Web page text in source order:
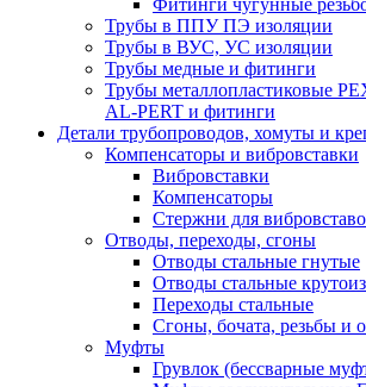
Фитинги чугунные
Трубы в ППУ ПЭ изоляции
Трубы в ВУС, УС изоляции
Трубы медные и фитинги
Трубы металлопластиковые
AL-PERT и фитинги
Детали трубопроводов, хомуты и
Компенсаторы и вибровставки
Вибровставки
Компенсаторы
Стержни для
Отводы, переходы, сгоны
Отводы стальные гнутые
Отводы стальные
Переходы стальные
Сгоны, бочата, резьбы и
Муфты
Грувлок (бессварные